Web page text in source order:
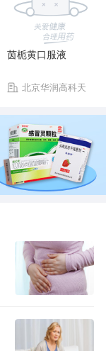
茵栀黄口服液
北京华润高科天